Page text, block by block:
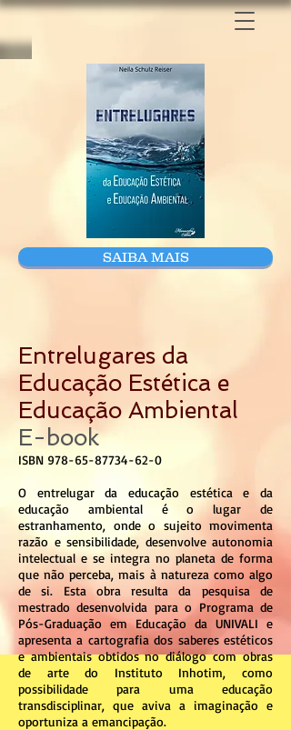
SAIBA MAIS
Entrelugares da
Educação Estética e
Educação Ambiental
E-book
ISBN 978-65-87734-62-0
​O entrelugar da educação estética e da
educação ambiental é o lugar de
estranhamento, onde o sujeito movimenta
razão e sensibilidade, desenvolve autonomia
intelectual e se integra no planeta de forma
que não perceba, mais à natureza como algo
de si. Esta obra resulta da pesquisa de
mestrado desenvolvida para o Programa de
Pós-Graduação em Educação da UNIVALI e
apresenta a cartografia dos saberes estéticos
e ambientais obtidos no diálogo com obras
de arte do Instituto Inhotim, como
possibilidade para uma educação
transdisciplinar, que aviva a imaginação e
oportuniza a emancipação.